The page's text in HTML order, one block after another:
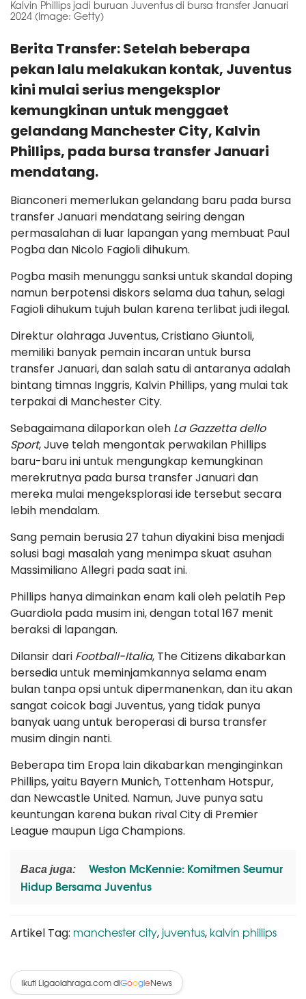
Kalvin Phillips jadi buruan Juventus di bursa transfer Januari
2024 (Image: Getty)
Berita Transfer: Setelah beberapa
pekan lalu melakukan kontak, Juventus
kini mulai serius mengeksplor
kemungkinan untuk menggaet
gelandang Manchester City, Kalvin
Phillips, pada bursa transfer Januari
mendatang.
Bianconeri memerlukan gelandang baru pada bursa
transfer Januari mendatang seiring dengan
permasalahan di luar lapangan yang membuat Paul
Pogba dan Nicolo Fagioli dihukum.
Pogba masih menunggu sanksi untuk skandal doping
namun berpotensi diskors selama dua tahun, selagi
Fagioli dihukum tujuh bulan karena terlibat judi ilegal.
Direktur olahraga Juventus, Cristiano Giuntoli,
memiliki banyak pemain incaran untuk bursa
transfer Januari, dan salah satu di antaranya adalah
bintang timnas Inggris, Kalvin Phillips, yang mulai tak
terpakai di Manchester City.
Sebagaimana dilaporkan oleh La Gazzetta dello
Sport, Juve telah mengontak perwakilan Phillips
baru-baru ini untuk mengungkap kemungkinan
merekrutnya pada bursa transfer Januari dan
mereka mulai mengeksplorasi ide tersebut secara
lebih mendalam.
Sang pemain berusia 27 tahun diyakini bisa menjadi
solusi bagi masalah yang menimpa skuat asuhan
Massimiliano Allegri pada saat ini.
Phillips hanya dimainkan enam kali oleh pelatih Pep
Guardiola pada musim ini, dengan total 167 menit
beraksi di lapangan.
Dilansir dari Football-Italia, The Citizens dikabarkan
bersedia untuk meminjamkannya selama enam
bulan tanpa opsi untuk dipermanenkan, dan itu akan
sangat coicok bagi Juventus, yang tidak punya
banyak uang untuk beroperasi di bursa transfer
musim dingin nanti.
Beberapa tim Eropa lain dikabarkan menginginkan
Phillips, yaitu Bayern Munich, Tottenham Hotspur,
dan Newcastle United. Namun, Juve punya satu
keuntungan karena bukan rival City di Premier
League maupun Liga Champions.
Baca juga:
Weston McKennie: Komitmen Seumur
Hidup Bersama Juventus
Artikel Tag: manchester city, juventus, kalvin phillips
Ikuti Ligaolahraga.com diGoogleNews